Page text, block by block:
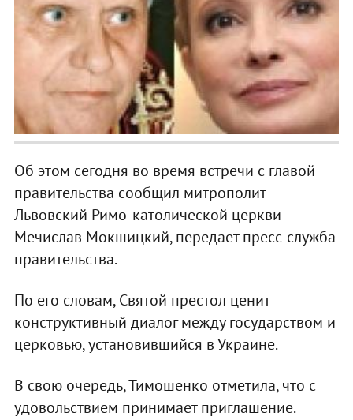
Об этом сегодня во время встречи с главой
правительства сообщил митрополит
Львовский Римо-католической церкви
Мечислав Мокшицкий, передает пресс-служба
правительства.
По его словам, Святой престол ценит
конструктивный диалог между государством и
церковью, установившийся в Украине.
В свою очередь, Тимошенко отметила, что с
удовольствием принимает приглашение.